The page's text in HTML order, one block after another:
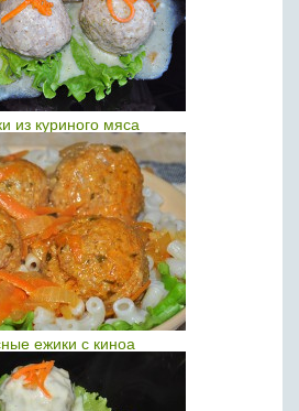
из куриного мяса
ежики с киноа